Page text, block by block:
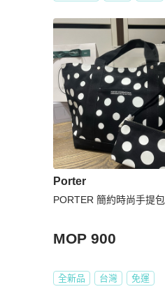
Porter
PORTER 簡約時尚手提包
MOP 900
全新品 台灣 免運